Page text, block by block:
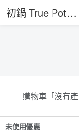
初鍋 True Pot（宏達亞奈有限公司）
購物車「沒有
未使用優惠